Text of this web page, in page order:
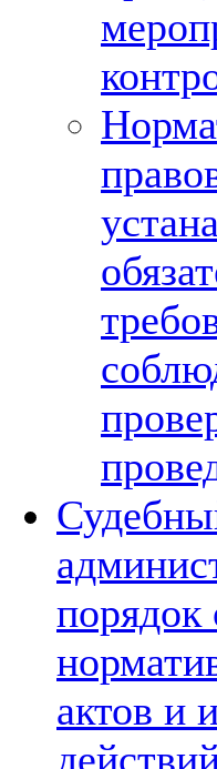
порядок
актов и